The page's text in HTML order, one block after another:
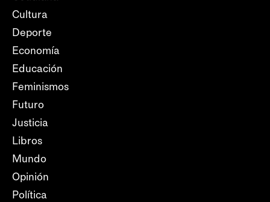
Cultura
Deporte
Economía
Educación
Feminismos
Futuro
Justicia
Libros
Mundo
Opinión
Política